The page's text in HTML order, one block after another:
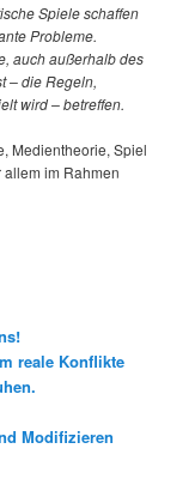
Spiele schaffen
Probleme.
auch außerhalb des
– die Regeln,
wird – betreffen.
Medientheorie, Spiel
im Rahmen
reale Konflikte
Modifizieren